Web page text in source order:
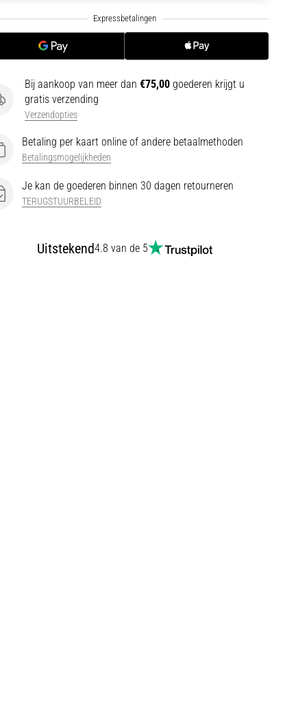
Bij aankoop van meer dan €75,00 goederen krijgt u
gratis verzending
Verzendopties
Betaling per kaart online of andere betaalmethoden
Betalingsmogelijkheden
Je kan de goederen binnen 30 dagen retourneren
TERUGSTUURBELEID
Uitstekend4.8 van de 5